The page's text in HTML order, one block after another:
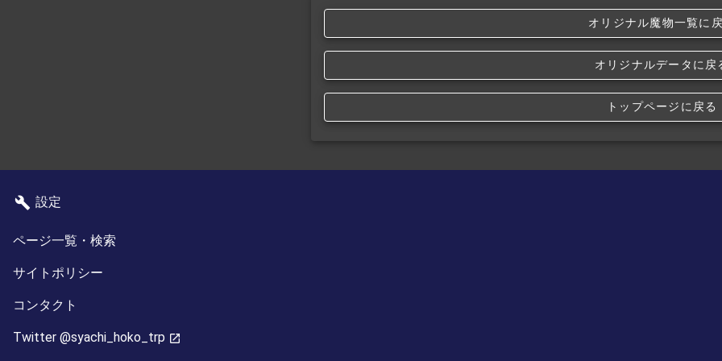
オリジナル魔物一覧に
オリジナルデータに戻
トップページに戻る
設定
ページ一覧・検索
サイトポリシー
コンタクト
Twitter @syachi_hoko_trp